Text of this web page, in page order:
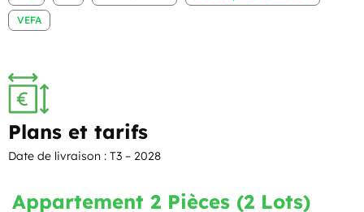
VEFA
Plans et tarifs
Date de livraison : T3 – 2028
Appartement 2 Pièces (2 Lots)